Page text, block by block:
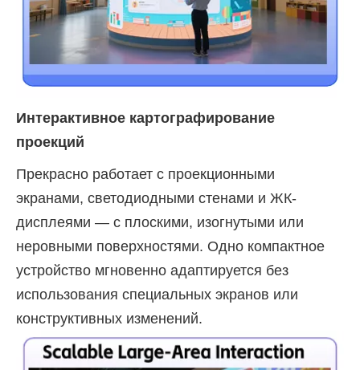
Интерактивное картографирование
проекций
Прекрасно работает с проекционными
экранами, светодиодными стенами и ЖК-
дисплеями — с плоскими, изогнутыми или
неровными поверхностями. Одно компактное
устройство мгновенно адаптируется без
использования специальных экранов или
конструктивных изменений.